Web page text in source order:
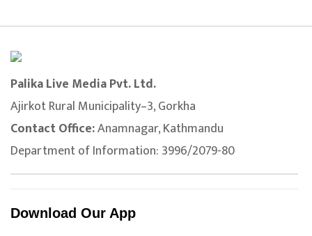
Palika Live Media Pvt. Ltd.
Ajirkot Rural Municipality–3, Gorkha
Contact Office:Anamnagar, Kathmandu
Department of Information: 3996/2079-80
Download Our App